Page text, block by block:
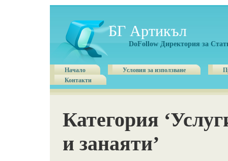
БГ Артикъл
DoFollow Директория за
Начало Условия за използване
Контакти
Категория
и занаяти’